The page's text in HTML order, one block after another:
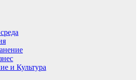
и Культура